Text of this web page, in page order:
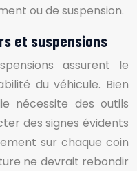
ou de suspension.
et suspensions
assurent le
du véhicule. Bien
nécessite des outils
des signes évidents
sur chaque coin
ne devrait rebondir